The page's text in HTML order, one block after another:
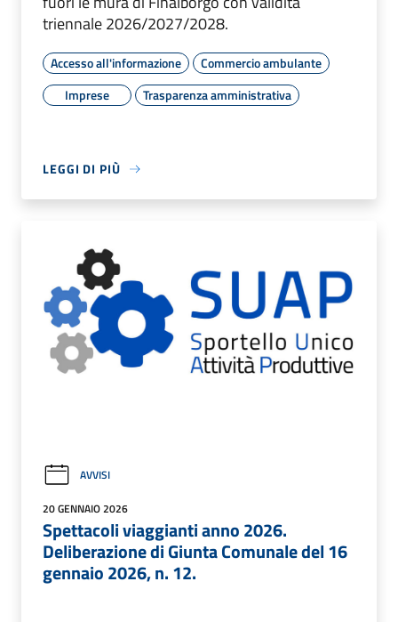
triennale 2026/2027/2028.
Accesso all'informazione
Commercio ambulante
Imprese
Trasparenza amministrativa
LEGGI DI PIÙ
AVVISI
20 GENNAIO 2026
Spettacoli viaggianti anno 2026.
Deliberazione di Giunta Comunale del 16
gennaio 2026, n. 12.